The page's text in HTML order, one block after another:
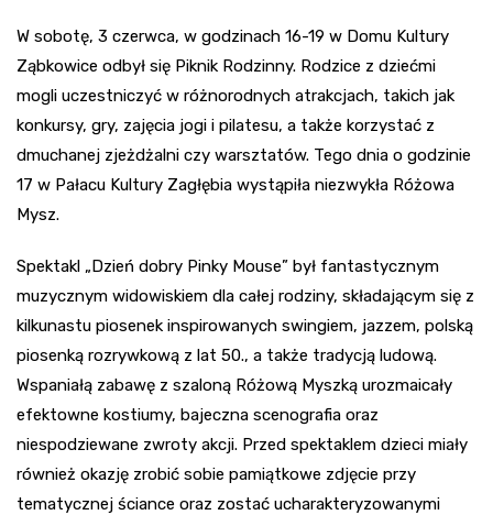
W sobotę, 3 czerwca, w godzinach 16-19 w Domu Kultury
Ząbkowice odbył się Piknik Rodzinny. Rodzice z dziećmi
mogli uczestniczyć w różnorodnych atrakcjach, takich jak
konkursy, gry, zajęcia jogi i pilatesu, a także korzystać z
dmuchanej zjeżdżalni czy warsztatów. Tego dnia o godzinie
17 w Pałacu Kultury Zagłębia wystąpiła niezwykła Różowa
Mysz.
Spektakl „Dzień dobry Pinky Mouse” był fantastycznym
muzycznym widowiskiem dla całej rodziny, składającym się z
kilkunastu piosenek inspirowanych swingiem, jazzem, polską
piosenką rozrywkową z lat 50., a także tradycją ludową.
Wspaniałą zabawę z szaloną Różową Myszką urozmaicały
efektowne kostiumy, bajeczna scenografia oraz
niespodziewane zwroty akcji. Przed spektaklem dzieci miały
również okazję zrobić sobie pamiątkowe zdjęcie przy
tematycznej ściance oraz zostać ucharakteryzowanymi